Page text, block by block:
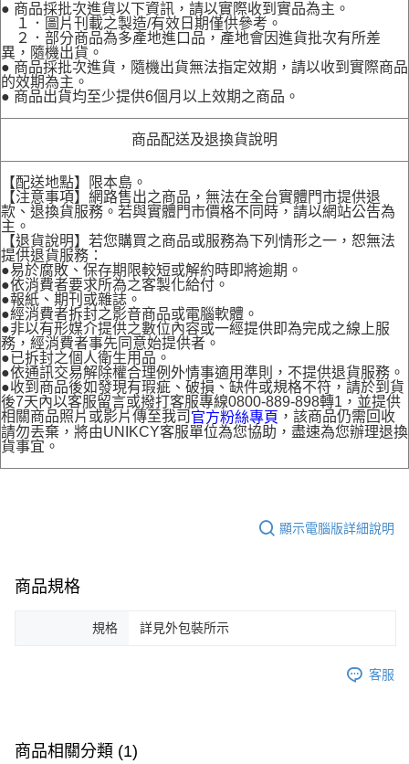
● 商品採批次進貨以下資訊，請以實際收到實品為主。
１．圖片刊載之製造/有效日期僅供參考。
２．部分商品為多產地進口品，產地會因進貨批次有所差
異，隨機出貨。
● 商品採批次進貨，隨機出貨無法指定效期，請以收到實際商品
的效期為主。
● 商品出貨均至少提供6個月以上效期之商品。
商品配送及退換貨說明
【配送地點】限本島。
【注意事項】網路售出之商品，無法在全台實體門市提供退
款、退換貨服務。若與實體門市價格不同時，請以網站公告為
主。
【退貨說明】若您購買之商品或服務為下列情形之一，恕無法
提供退貨服務：
●易於腐敗、保存期限較短或解約時即將逾期。
●依消費者要求所為之客製化給付。
●報紙、期刊或雜誌。
●經消費者拆封之影音商品或電腦軟體。
●非以有形媒介提供之數位內容或一經提供即為完成之線上服
務，經消費者事先同意始提供者。
●已拆封之個人衛生用品。
●依通訊交易解除權合理例外情事適用準則，不提供退貨服務。
●收到商品後如發現有瑕疵、破損、缺件或規格不符，請於到貨
後7天內以客服留言或撥打客服專線0800-889-898轉1，並提供
相關商品照片或影片傳至我司 官方粉絲專頁 ，該商品仍需回收
請勿丟棄，將由UNIKCY客服單位為您協助，盡速為您辦理退換
貨事宜。
顯示電腦版詳細說明
商品規格
規格 詳見外包裝所示
客服
商品相關分類 (1)